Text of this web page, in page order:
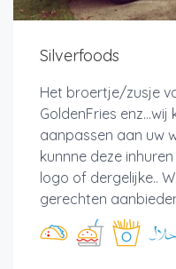
Silverfoods
Het broertje/zusje
GoldenFries
aanpassen aan uw
kunnne deze
logo of dergelijke..
gerechten